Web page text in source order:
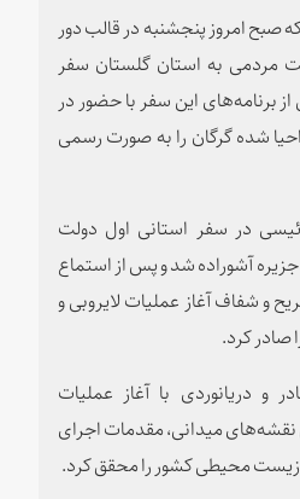
صبح امروز پنجشنبه در قالب دور
مردمی به استان گلستان سفر
برنامه‌های این سفر با حضور در
شده گرگان را به صورت رسمی
1400 دکتر رئیسی در سفر استانی اول دولت
آشوراده شد و پس از استماع
و شفاف آغاز عملیات لایروبی و
کرد.
و دریانوردی با آغاز عملیات
نقشه‌های میدانی، مقدمات اجرای
زیست محیطی کشور را محقق کرد.